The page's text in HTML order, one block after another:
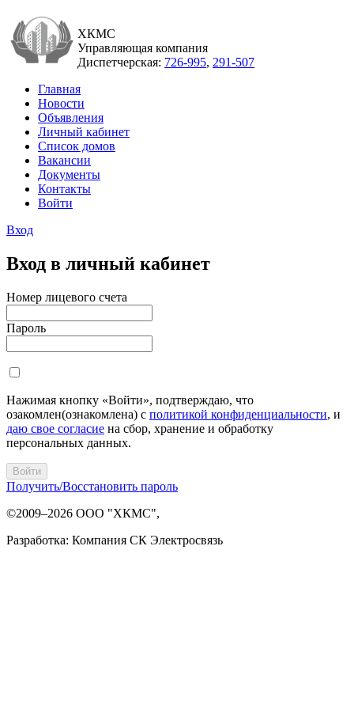
ХКМС
Управляющая компания
Диспетчерская: 726-995, 291-507
Главная
Новости
Объявления
Личный кабинет
Список домов
Вакансии
Документы
Контакты
Войти
Вход
Вход в личный кабинет
Номер лицевого счета
Пароль
Нажимая кнопку «Войти», подтверждаю, что
озакомлен(ознакомлена) с политикой конфиденциальности, и
даю свое согласие на сбор, хранение и обработку
персональных данных.
Войти
Получить/Восстановить пароль
©2009–2026 ООО "ХКМС",
Разработка: Компания СК Электросвязь